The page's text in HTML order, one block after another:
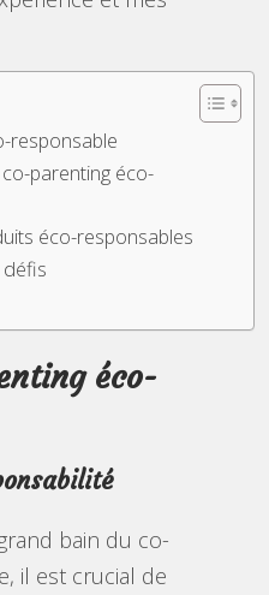
responsable
parenting éco-
éco-responsables
éco-
bain du co-
il est crucial de